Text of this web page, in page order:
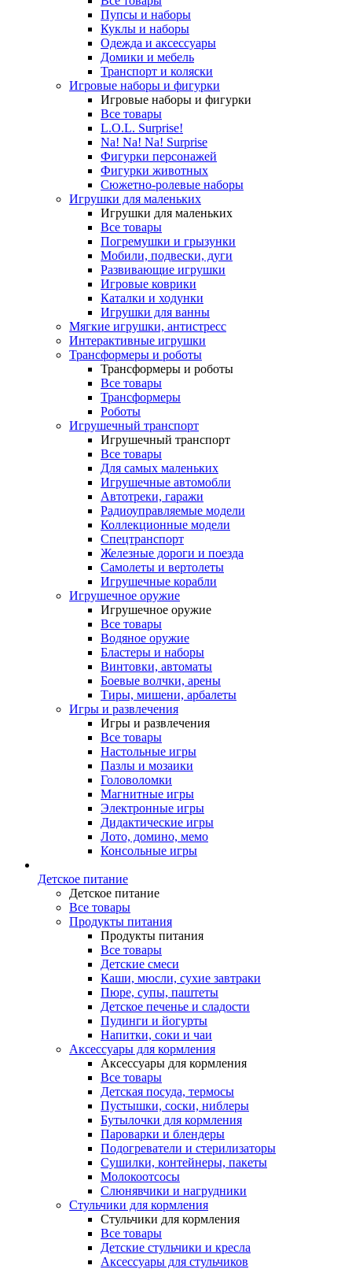
Пупсы и наборы
Куклы и наборы
Одежда и аксессуары
Домики и мебель
Транспорт и коляски
Игровые наборы и фигурки
Игровые наборы и фигурки
Все товары
L.O.L. Surprise!
Na! Na! Na! Surprise
Фигурки персонажей
Фигурки животных
Сюжетно-ролевые наборы
Игрушки для маленьких
Игрушки для маленьких
Все товары
Погремушки и грызунки
Мобили, подвески, дуги
Развивающие игрушки
Игровые коврики
Каталки и ходунки
Игрушки для ванны
Мягкие игрушки, антистресс
Интерактивные игрушки
Трансформеры и роботы
Трансформеры и роботы
Все товары
Трансформеры
Роботы
Игрушечный транспорт
Игрушечный транспорт
Все товары
Для самых маленьких
Игрушечные автомобли
Автотреки, гаражи
Радиоуправляемые модели
Коллекционные модели
Спецтранспорт
Железные дороги и поезда
Самолеты и вертолеты
Игрушечные корабли
Игрушечное оружие
Игрушечное оружие
Все товары
Водяное оружие
Бластеры и наборы
Винтовки, автоматы
Боевые волчки, арены
Тиры, мишени, арбалеты
Игры и развлечения
Игры и развлечения
Все товары
Настольные игры
Пазлы и мозаики
Головоломки
Магнитные игры
Электронные игры
Дидактические игры
Лото, домино, мемо
Консольные игры
Детское питание
Детское питание
Все товары
Продукты питания
Продукты питания
Все товары
Детские смеси
Каши, мюсли, сухие завтраки
Пюре, супы, паштеты
Детское печенье и сладости
Пудинги и йогурты
Напитки, соки и чаи
Аксессуары для кормления
Аксессуары для кормления
Все товары
Детская посуда, термосы
Пустышки, соски, ниблеры
Бутылочки для кормления
Пароварки и блендеры
Подогреватели и стерилизаторы
Сушилки, контейнеры, пакеты
Молокоотсосы
Слюнявчики и нагрудники
Стульчики для кормления
Стульчики для кормления
Все товары
Детские стульчики и кресла
Аксессуары для стульчиков